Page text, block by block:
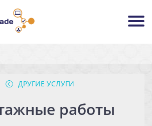
ДРУГИЕ УСЛУГИ
работы